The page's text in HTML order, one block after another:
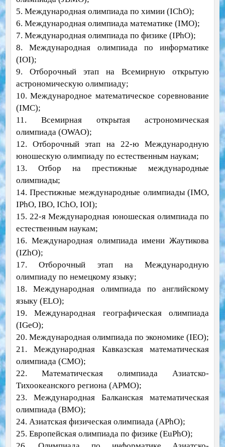
5. Международная олимпиада по химии (IChO);
6. Международная олимпиада математике (IMO);
7. Международная олимпиада по физике (IPhO);
8. Международная олимпиада по информатике
(IOI);
9. Отборочный этап на Всемирную открытую
астрономическую олимпиаду;
10. Международное математическое соревнование
(IMC);
11. Всемирная открытая астрономическая
олимпиада (OWAO);
12. Отборочный этап на 22-ю Международную
юношескую олимпиаду по естественным наукам;
13. Отбор на престижные международные
олимпиады;
14. Престижные международные олимпиады (IMO,
IPhO, IBO, IChO, IOI);
15. 22-я Международная юношеская олимпиада по
естественным наукам;
16. Международная олимпиада имени Жаутикова
(IZhO);
17. Отборочный этап на Международную
олимпиаду по немецкому языку;
18. Международная олимпиада по английскому
языку (ELO);
19. Международная географическая олимпиада
(IGeO);
20. Международная олимпиада по экономике (IEO);
21. Международная Кавказская математическая
олимпиада (CMO);
22. Математическая олимпиада Азиатско-
Тихоокеанского региона (APMO);
23. Международная Балканская математическая
олимпиада (BMO);
24. Азиатская физическая олимпиада (APhO);
25. Европейская олимпиада по физике (EuPhO);